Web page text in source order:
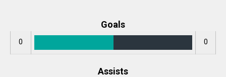
Goals
0 0
Assists